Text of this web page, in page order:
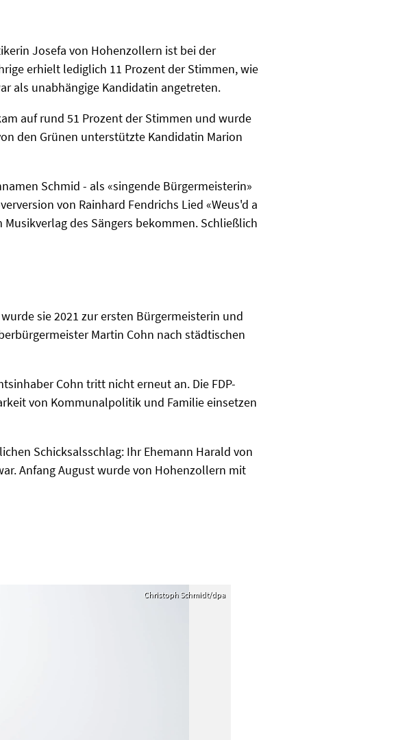
Josefa von Hohenzollern ist bei der
erhielt lediglich 11 Prozent der Stimmen, wie
als unabhängige Kandidatin angetreten.
auf rund 51 Prozent der Stimmen und wurde
den Grünen unterstützte Kandidatin Marion
Schmid - als «singende Bürgermeisterin»
von Rainhard Fendrichs Lied «Weus'd a
des Sängers bekommen. Schließlich
sie 2021 zur ersten Bürgermeisterin und
Martin Cohn nach städtischen
Cohn tritt nicht erneut an. Die FDP-
von Kommunalpolitik und Familie einsetzen
Schicksalsschlag: Ihr Ehemann Harald von
Anfang August wurde von Hohenzollern mit
Christoph Schmidt/dpa